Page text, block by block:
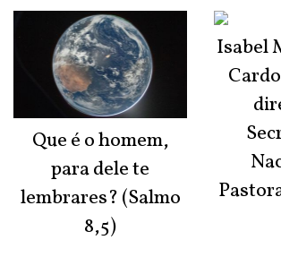
Que é o homem,
para dele te
lembrares? (Salmo
8,5)
Isabel